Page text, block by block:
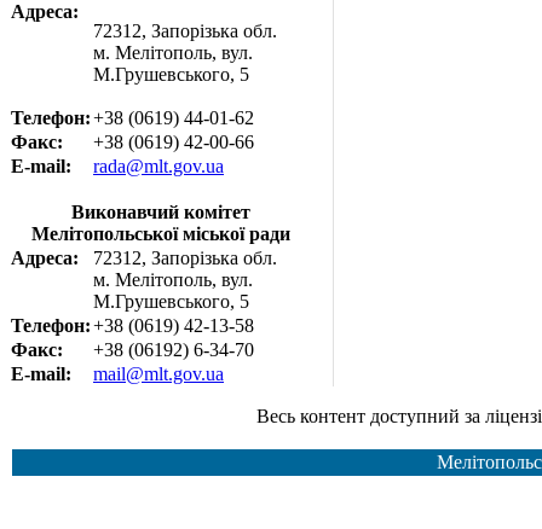
Адреса:
72312, Запорізька обл.
м. Мелітополь, вул.
М.Грушевського, 5
Телефон:+38 (0619) 44-01-62
Факс:
+38 (0619) 42-00-66
E-mail:
rada@mlt.gov.ua
Виконавчий комітет
Мелітопольської міської ради
Адреса:
72312, Запорізька обл.
м. Мелітополь, вул.
М.Грушевського, 5
Телефон:+38 (0619) 42-13-58
Факс:
+38 (06192) 6-34-70
E-mail:
mail@mlt.gov.ua
Весь контент доступний за ліцензією Creative